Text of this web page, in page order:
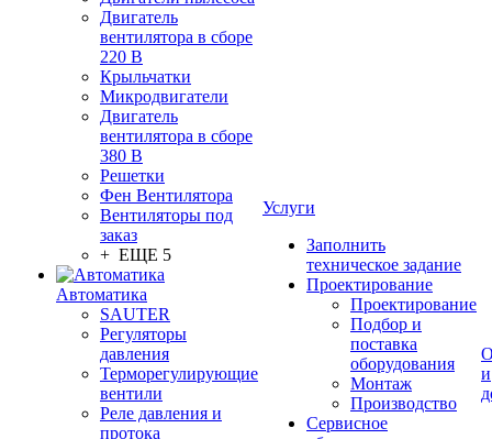
Двигатель
вентилятора в сборе
220 В
Крыльчатки
Микродвигатели
Двигатель
вентилятора в сборе
380 В
Решетки
Фен Вентилятора
Вентиляторы под
заказ
+ ЕЩЕ 5
Автоматика
SAUTER
Регуляторы
давления
Терморегулирующие
вентили
Реле давления и
протока
Услуги
Заполнить
техническое задание
Проектирование
Проектирование
Подбор и
поставка
оборудования
Монтаж
Производство
Сервисное
и